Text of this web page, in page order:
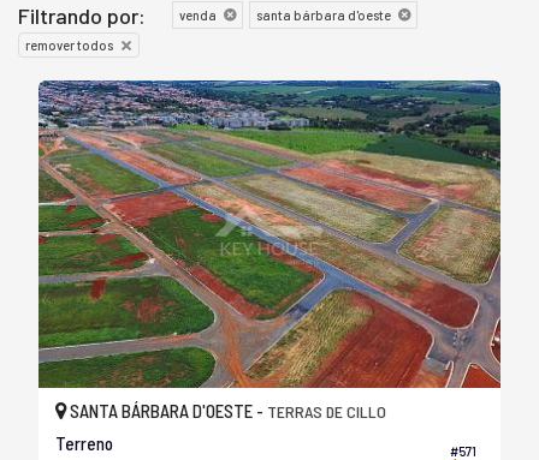
Filtrando por: venda
santa bárbara d'oeste
remover todos
#571
SANTA BÁRBARA D'OESTE - TERRAS DE CILLO
Terreno